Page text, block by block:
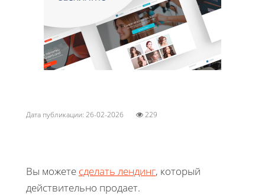
Дата публикации: 26-02-2026 229
Вы можете сделать лендинг, который
действительно продает.